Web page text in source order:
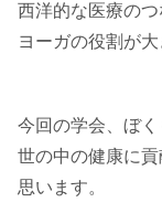
西洋的な医療のつ
ヨーガの役割が大
今回の学会、ぼく
世の中の健康に
思います。